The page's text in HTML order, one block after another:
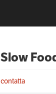
Slow
contatta